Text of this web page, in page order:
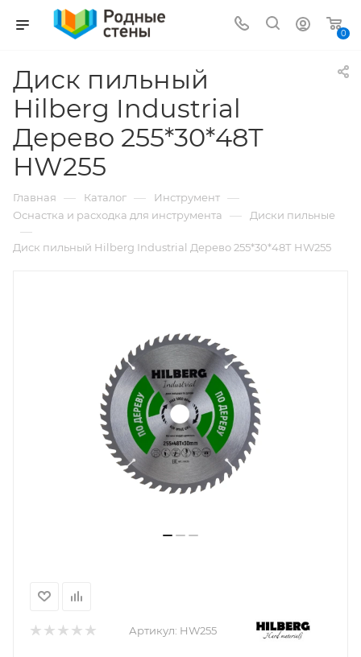
0
Диск пильный
Hilberg Industrial
Дерево 255*30*48Т
HW255
Главная — Каталог — Инструмент —
Оснастка и расходка для инструмента — Диски пильные
—
Диск пильный Hilberg Industrial Дерево 255*30*48Т HW255
Артикул: HW255